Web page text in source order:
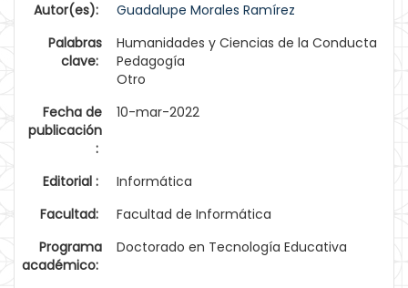
Autor(es):
Guadalupe Morales Ramírez
Palabras
clave:
Humanidades y Ciencias de la Conducta
Pedagogía
Otro
Fecha de
publicación
:
10-mar-2022
Editorial :
Informática
Facultad:
Facultad de Informática
Programa
académico:
Doctorado en Tecnología Educativa